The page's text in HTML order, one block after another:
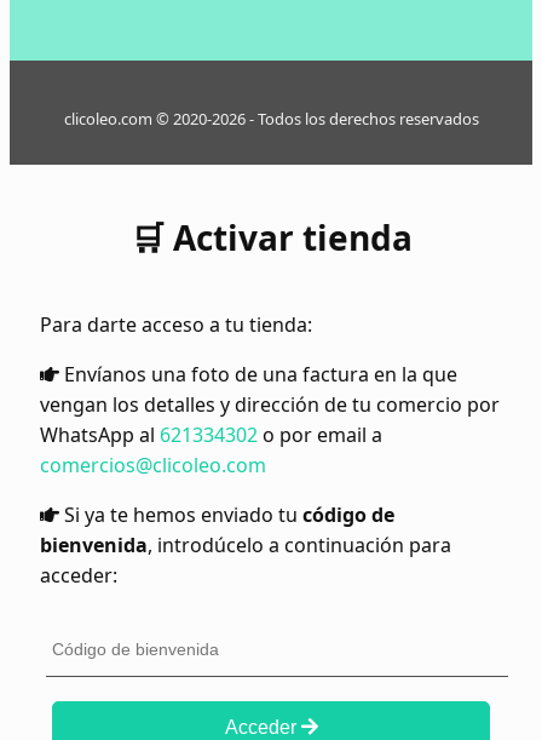
clicoleo.com © 2020-2026 - Todos los derechos reservados
🛒 Activar tienda
Para darte acceso a tu tienda:
Envíanos una foto de una factura en la que
vengan los detalles y dirección de tu comercio por
WhatsApp al 621334302o por email a
comercios@clicoleo.com
Si ya te hemos enviado tu código de
bienvenida, introdúcelo a continuación para
acceder:
Acceder